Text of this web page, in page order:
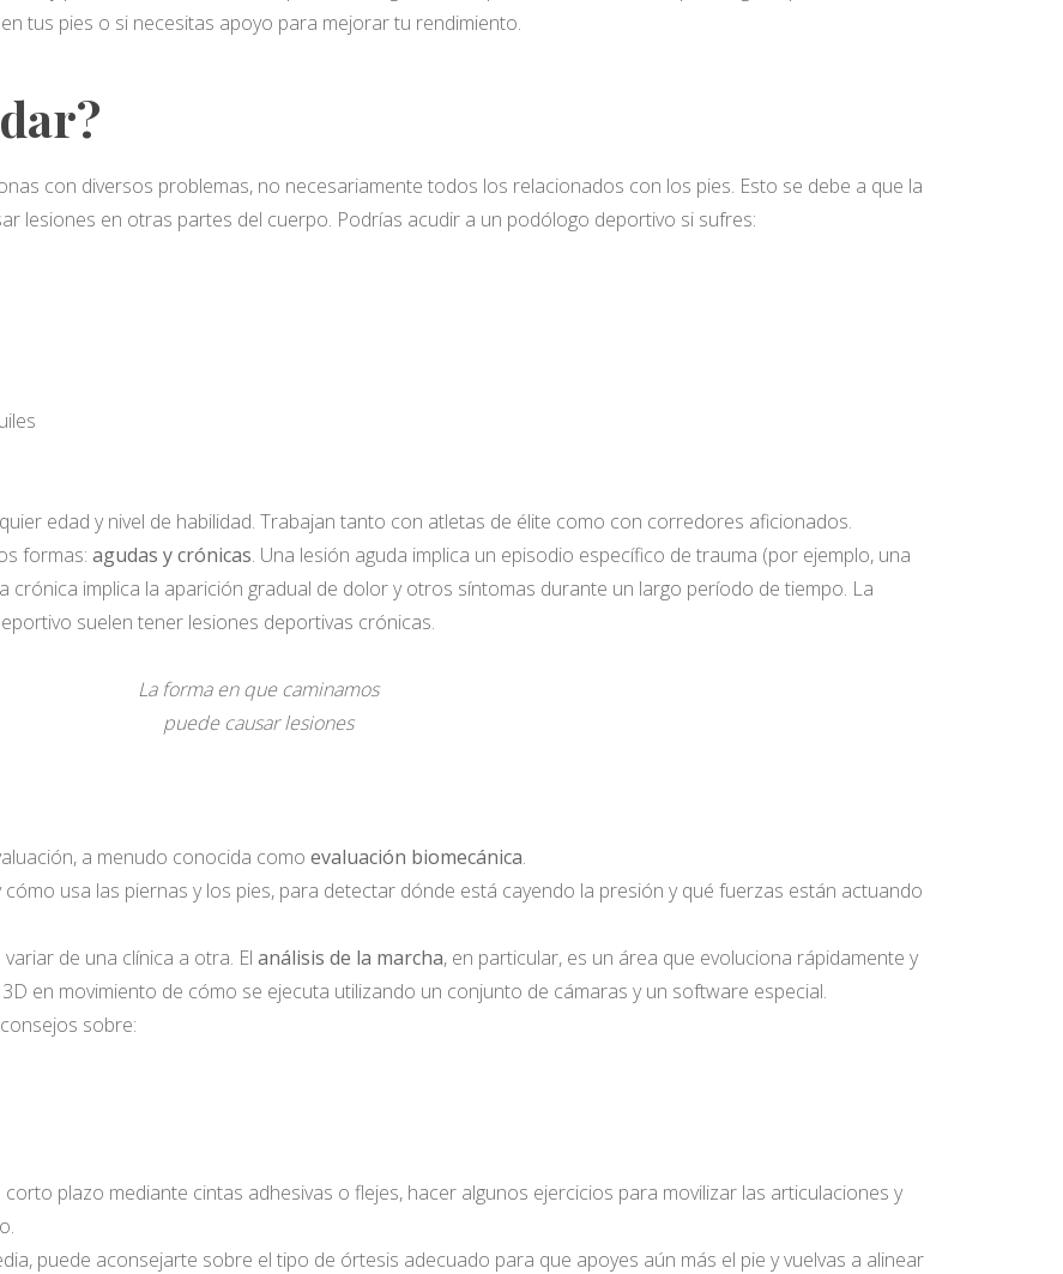
tus pies o si necesitas apoyo para mejorar tu rendimiento.
con diversos problemas, no necesariamente todos los relacionados con los pies. Esto se debe a que la
lesiones en otras partes del cuerpo. Podrías acudir a un podólogo deportivo si sufres:
edad y nivel de habilidad. Trabajan tanto con atletas de élite como con corredores aficionados.
formas: agudas y crónicas. Una lesión aguda implica un episodio específico de trauma (por ejemplo, una
crónica implica la aparición gradual de dolor y otros síntomas durante un largo período de tiempo. La
suelen tener lesiones deportivas crónicas.
La forma en que caminamos
puede causar lesiones
a menudo conocida como evaluación biomecánica.
usa las piernas y los pies, para detectar dónde está cayendo la presión y qué fuerzas están actuando
de una clínica a otra. El análisis de la marcha, en particular, es un área que evoluciona rápidamente y
en movimiento de cómo se ejecuta utilizando un conjunto de cámaras y un software especial.
sobre:
plazo mediante cintas adhesivas o flejes, hacer algunos ejercicios para movilizar las articulaciones y
puede aconsejarte sobre el tipo de órtesis adecuado para que apoyes aún más el pie y vuelvas a alinear